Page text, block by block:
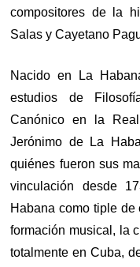
compositores de la
Salas y Cayetano
Nacido en La
estudios de
Canónico en la
Jerónimo de La
quiénes fueron sus
vinculación desde
Habana como tiple
formación musical, la
totalmente en Cuba,